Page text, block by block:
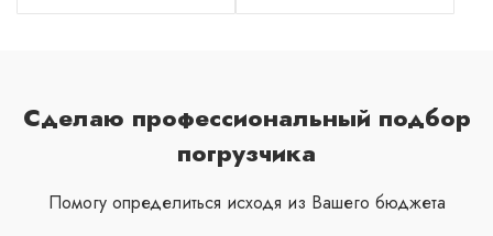
Сделаю профессиональный подбор
погрузчика
Помогу определиться исходя из Вашего бюджета